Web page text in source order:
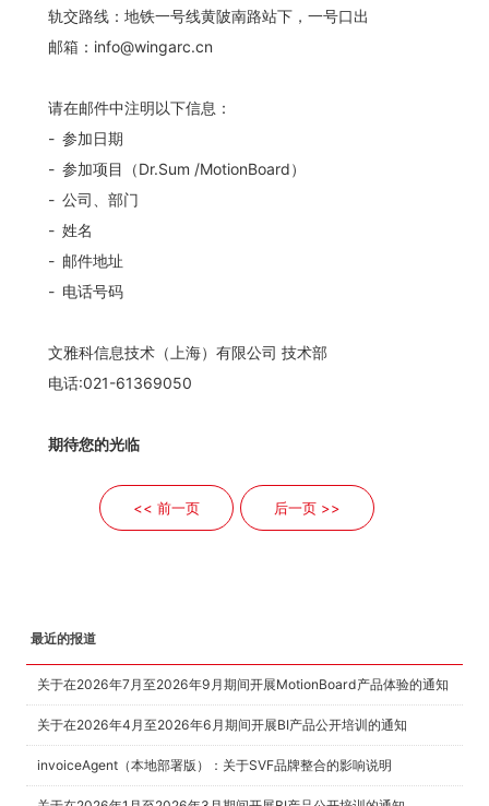
轨交路线：地铁一号线黄陂南路站下，一号口出
邮箱：info@wingarc.cn
请在邮件中注明以下信息：
- 参加日期
- 参加项目（Dr.Sum /MotionBoard）
- 公司、部门
- 姓名
- 邮件地址
- 电话号码
文雅科信息技术（上海）有限公司 技术部
电话:021-61369050
期待您的光临
<< 前一页 后一页 >>
最近的报道
关于在2026年7月至2026年9月期间开展MotionBoard产品体验的通知
关于在2026年4月至2026年6月期间开展BI产品公开培训的通知
invoiceAgent（本地部署版）：关于SVF品牌整合的影响说明